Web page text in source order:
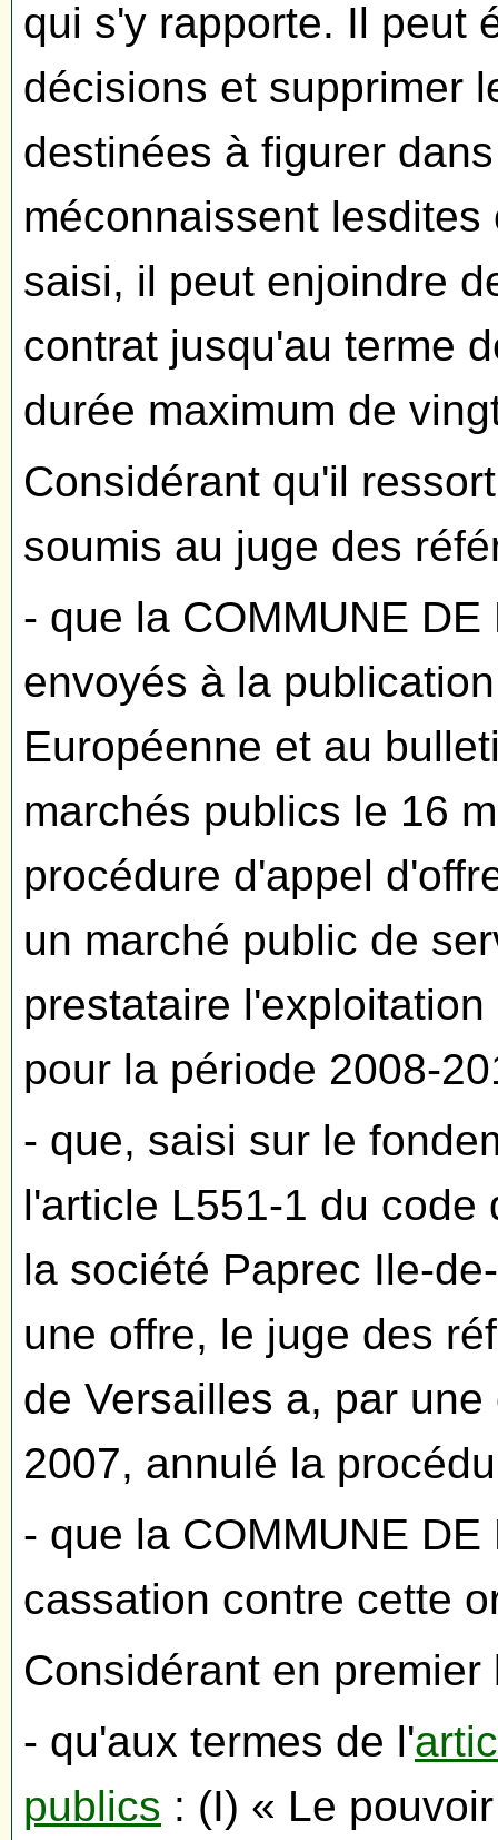
qui s'y rapporte. Il peut
décisions et supprimer
destinées à figurer
méconnaissent
saisi, il peut enjoindre
contrat jusqu'au terme
durée maximum de
Considérant qu'il
soumis au juge des
- que la COMMUNE
envoyés à la
Européenne et au
marchés publics le 16
procédure d'appel
un marché public de
prestataire
pour la période 2008-
- que, saisi sur le
l'article L551-1 du
la société Paprec Ile-
une offre, le juge des
de Versailles a, par
2007, annulé la
- que la COMMUNE
cassation contre cette
Considérant en premier
- qu'aux termes de l'
publics : (I) « Le